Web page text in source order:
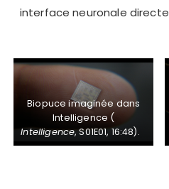
interface neuronale directe
Biopuce imaginée dans
Intelligence (
Intelligence, S01E01, 16:48).